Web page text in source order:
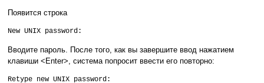
Появится строка
New UNIX password:
Вводите пароль. После того, как вы завершите ввод нажатием
клавиши <Enter>, система попросит ввести его повторно:
Retype new UNIX password: